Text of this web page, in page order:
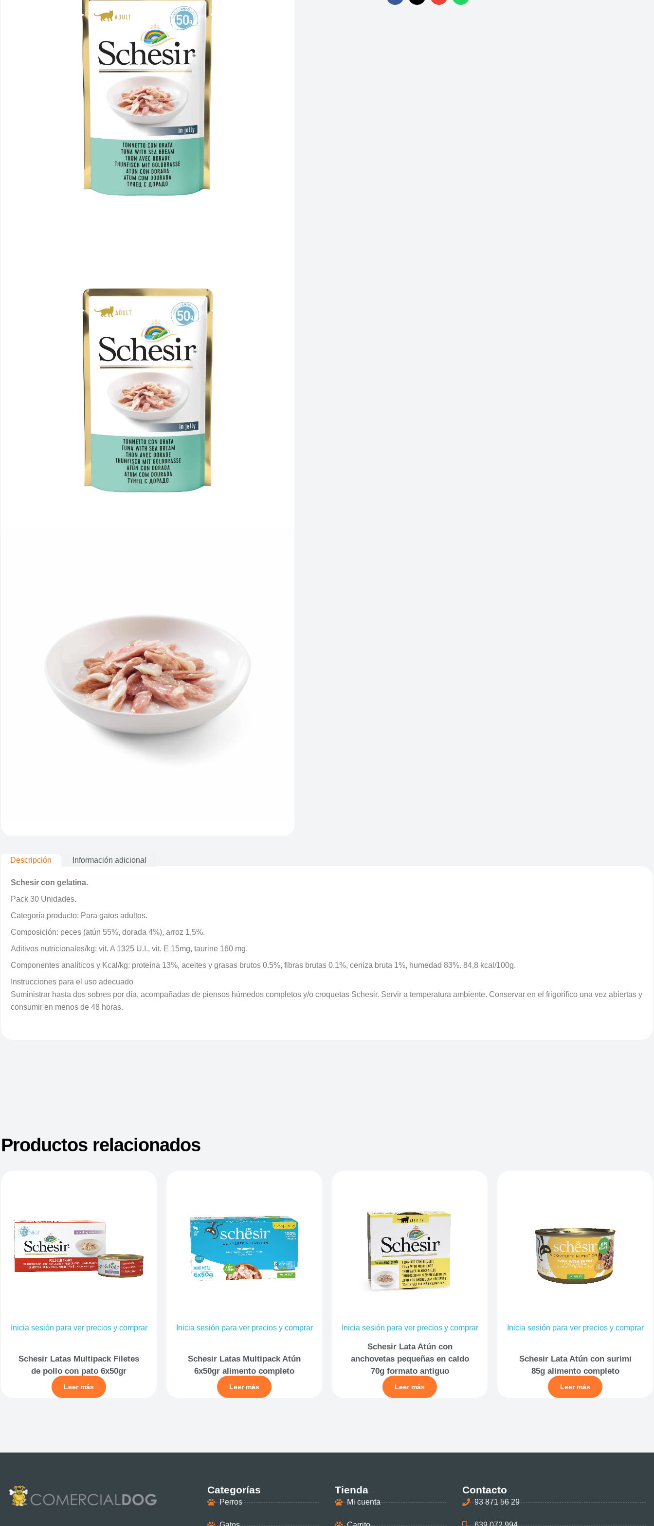
Descripción Información adicional
Schesir con gelatina.
Pack 30 Unidades.
Categoría producto: Para gatos adultos.
Composición: peces (atún 55%, dorada 4%), arroz 1,5%.
Aditivos nutricionales/kg: vit. A 1325 U.I., vit. E 15mg, taurine 160 mg.
Componentes analíticos y Kcal/kg: proteína 13%, aceites y grasas brutos 0.5%, fibras brutas 0.1%, ceniza bruta 1%, humedad 83%. 84,8 kcal/100g.
Instrucciones para el uso adecuado
Suministrar hasta dos sobres por día, acompañadas de piensos húmedos completos y/o croquetas Schesir. Servir a temperatura ambiente. Conservar en el frigorífico una vez abiertas y
consumir en menos de 48 horas.
Productos relacionados
Inicia sesión para ver precios y comprar
Schesir Latas Multipack Filetes
de pollo con pato 6x50gr
Leer más
Inicia sesión para ver precios y comprar
Schesir Latas Multipack Atún
6x50gr alimento completo
Leer más
Inicia sesión para ver precios y comprar
Schesir Lata Atún con
anchovetas pequeñas en caldo
70g formato antiguo
Leer más
Inicia sesión para ver precios y comprar
Schesir Lata Atún con surimi
85g alimento completo
Leer más
Categorías
Perros
Tienda
Mi cuenta
Contacto
93 871 56 29